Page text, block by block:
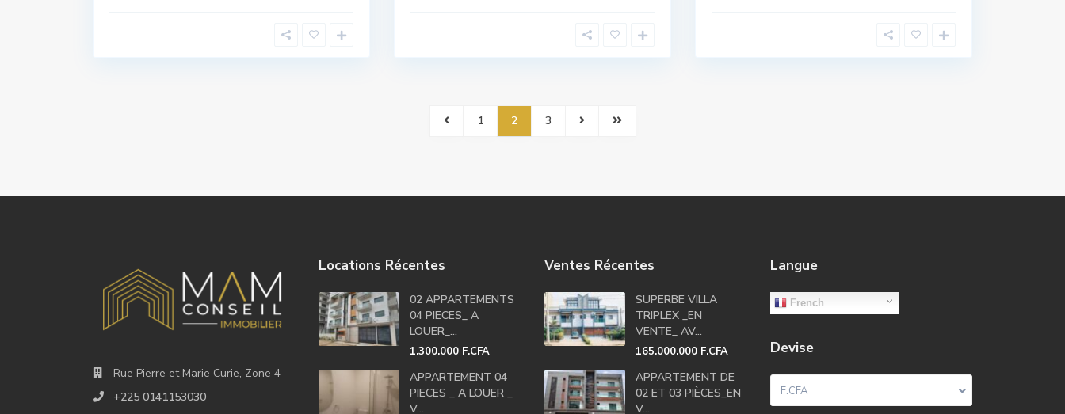
1 2 3
Rue Pierre et Marie Curie, Zone 4
+225 0141153030
Locations Récentes
02 APPARTEMENTS
04 PIECES_ A
LOUER_...
1.300.000 F.CFA
APPARTEMENT 04
PIECES _ A LOUER _
V...
Ventes Récentes
SUPERBE VILLA
TRIPLEX _EN
VENTE_ AV...
165.000.000 F.CFA
APPARTEMENT DE
02 ET 03 PIÈCES_EN
V...
Langue
French
Devise
F.CFA